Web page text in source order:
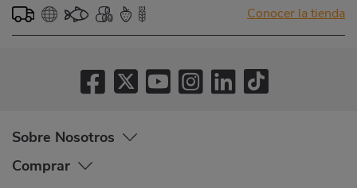
Conocer la tienda
Sobre Nosotros
Comprar